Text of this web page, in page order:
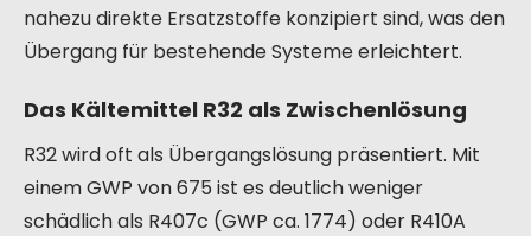
nahezu direkte Ersatzstoffe konzipiert sind, was den
Übergang für bestehende Systeme erleichtert.
Das Kältemittel R32 als Zwischenlösung
R32 wird oft als Übergangslösung präsentiert. Mit
einem GWP von 675 ist es deutlich weniger
schädlich als R407c (GWP ca. 1774) oder R410A